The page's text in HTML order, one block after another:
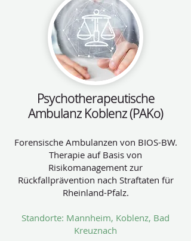
Psychotherapeutische
Ambulanz Koblenz (PAKo)
Forensische Ambulanzen von BIOS-BW.
Therapie auf Basis von
Risikomanagement zur
Rückfallprävention nach Straftaten für
Rheinland-Pfalz.
Standorte: Mannheim, Koblenz, Bad
Kreuznach